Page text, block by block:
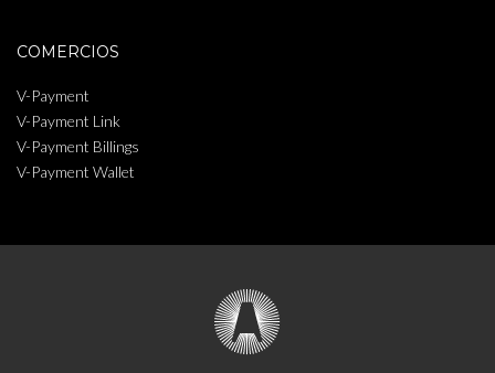
COMERCIOS
V-Payment
V-Payment Link
V-Payment Billings
V-Payment Wallet